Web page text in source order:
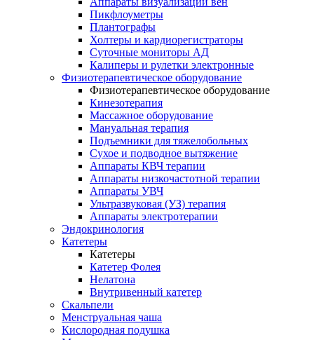
Пикфлоуметры
Плантографы
Холтеры и кардиорегистраторы
Суточные мониторы АД
Калиперы и рулетки электронные
Физиотерапевтическое оборудование
Физиотерапевтическое оборудование
Кинезотерапия
Массажное оборудование
Мануальная терапия
Подъемники для тяжелобольных
Сухое и подводное вытяжение
Аппараты КВЧ терапии
Аппараты низкочастотной терапии
Аппараты УВЧ
Ультразвуковая (УЗ) терапия
Аппараты электротерапии
Эндокринология
Катетеры
Катетеры
Катетер Фолея
Нелатона
Внутривенный катетер
Скальпели
Менструальная чаша
Кислородная подушка